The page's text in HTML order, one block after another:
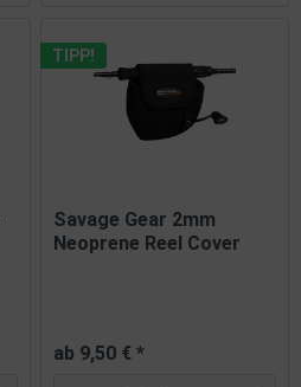
TIPP!
Savage Gear 2mm
Neoprene Reel Cover
ab 9,50 € *